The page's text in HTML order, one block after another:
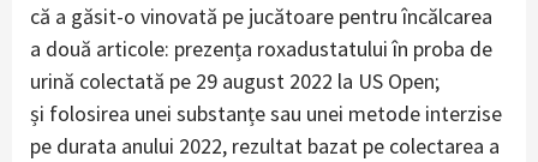
că a găsit-o vinovată pe jucătoare pentru încălcarea
a două articole: prezența roxadustatului în proba de
urină colectată pe 29 august 2022 la US Open;
și folosirea unei substanțe sau unei metode interzise
pe durata anului 2022, rezultat bazat pe colectarea a